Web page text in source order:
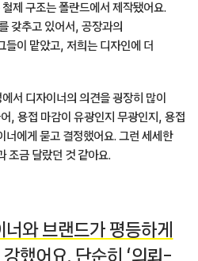
제 구조는 폴란드에서 제작됐어요.
갖추고 있어서, 공장과의
들이 맡았고, 저희는 디자인에 더
서 디자이너의 의견을 굉장히 많이
, 용접 마감이 유광인지 무광인지, 용접
너에게 묻고 결정했어요. 그런 세세한
조금 달랐던 것 같아요.
와 브랜드가 평등하게
했어요. 단순히 ‘의뢰-